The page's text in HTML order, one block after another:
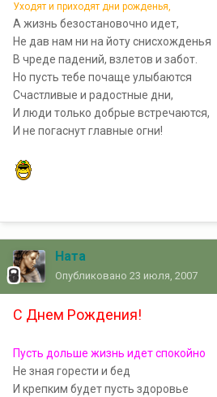
Уходят и приходят дни рожденья,
А жизнь безостановочно идет,
Не дав нам ни на йоту снисхожденья
В чреде падений, взлетов и забот.
Но пусть тебе почаще улыбаются
Счастливые и радостные дни,
И люди только добрые встречаются,
И не погаснут главные огни!
Ната
Опубликовано 23 июля, 2007
С Днем Рождения!
Пусть дольше жизнь идет спокойно
Не зная горести и бед
И крепким будет пусть здоровье